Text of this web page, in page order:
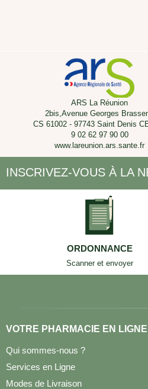
ARS La Réunion
2bis,Avenue Georges
CS 61002 - 97743 Saint Denis
9 02 62 97 90 00
www.lareunion.ars.sante.fr
INSCRIVEZ-VOUS À LA
ORDONNANCE
Scanner et envoyer
VOTRE PHARMACIE EN LIGNE
Qui sommes-nous ?
Services en Ligne
Modes de Livraison